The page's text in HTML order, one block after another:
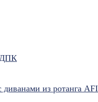
ДПК
из ротанга